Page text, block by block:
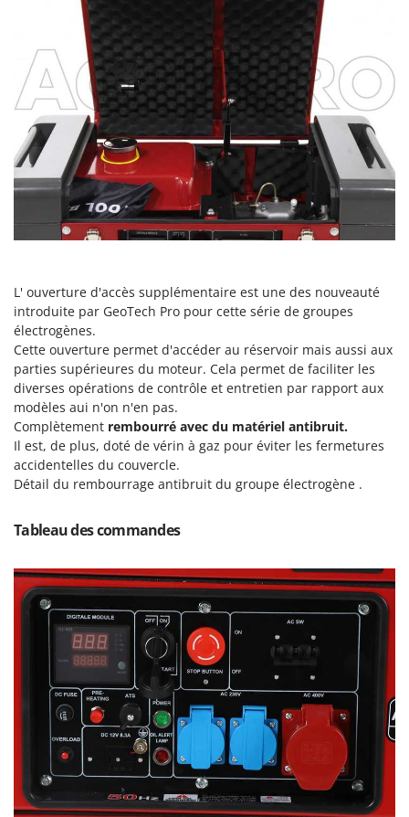
Ompagrill
Oriental Koshin
Outdoorchef
P
Palazzetti
Palumbo Pavi
Partisani
Paterlini
Pramac
Prismafood
R
R.G.V.
Rato
Reber
Redback
Resto Italia
Ripartrak
River Systems
Robomow
Rossofuoco
Rover Pompe
Royal Food
Ryobi
S
S.T.P.
Santos
L' ouverture d'accès supplémentaire est une des nouveauté
introduite par GeoTech Pro pour cette série de groupes
électrogènes.
Cette ouverture permet d'accéder au réservoir mais aussi aux
parties supérieures du moteur. Cela permet de faciliter les
diverses opérations de contrôle et entretien par rapport aux
modèles aui n'on n'en pas.
Complètement rembourré avec du matériel antibruit.
Il est, de plus, doté de vérin à gaz pour éviter les fermetures
accidentelles du couvercle.
Détail du rembourrage antibruit du groupe électrogène .
Tableau des commandes